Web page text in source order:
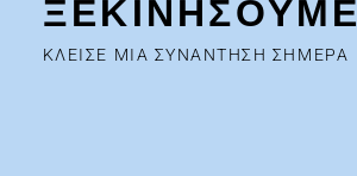
ΞΕΚΙΝΗΣΟΥΜΕ
ΚΛΕΙΣΕ ΜΙΑ ΣΥΝΑΝΤΗΣΗ ΣΗΜΕΡΑ